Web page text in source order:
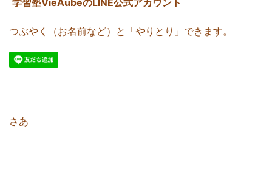
学習塾VieAubeのLINE公式アカウント
つぶやく（お名前など）と「やりとり」できます。
さあ